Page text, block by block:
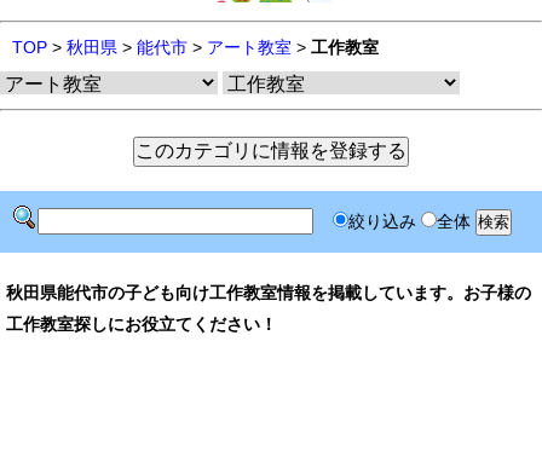
TOP > 秋田県 > 能代市 > アート教室 > 工作教室
絞り込み 全体
秋田県能代市の子ども向け工作教室情報を掲載しています。お子様の
工作教室探しにお役立てください！